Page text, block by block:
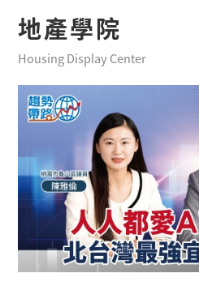
地產學院
Housing Display Center